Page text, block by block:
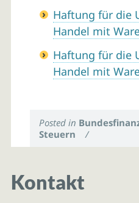
Haftung für die
Handel mit
Haftung für die
Handel mit
Posted in
Steuern
/
Kontakt